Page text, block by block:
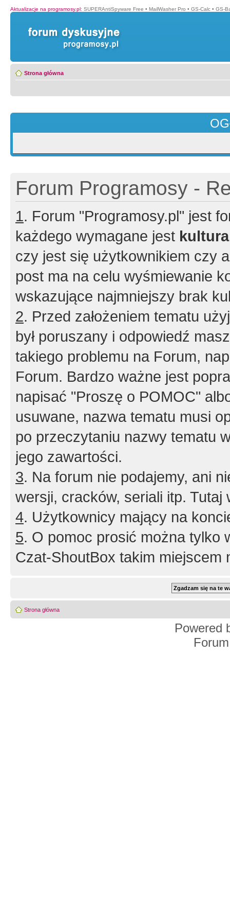
Aktualizacje na programosy.pl: SUPERAntiSpyware Free • MailWasher Pro • GS-Calc • GS-
Strona główna
Forum Programosy -
1. Forum "Programosy.pl" jest
każdego wymagane jest
czy jest się użytkownikiem czy
post ma na celu wyśmiewanie
wskazujące najmniejszy brak
2. Przed założeniem tematu
był poruszany i odpowiedź
takiego problemu na Forum,
Forum. Bardzo ważne jest
napisać "Proszę o POMOC"
usuwane, nazwa tematu musi
po przeczytaniu nazwy tematu
jego zawartości.
3. Na forum nie podajemy, ani
wersji, cracków, seriali itp. Tutaj
4. Użytkownicy mający na
5. O pomoc prosić można tylko
Czat-ShoutBox takim miejscem
Strona główna
Powered